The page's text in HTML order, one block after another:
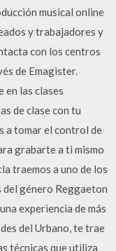
musical online
y trabajadores y
con los centros
de Emagister.
en las clases
de clase con tu
a tomar el control de
grabarte a ti mismo
traemos a uno de los
género Reggaeton
experiencia de más
del Urbano, te trae
técnicas que utiliza